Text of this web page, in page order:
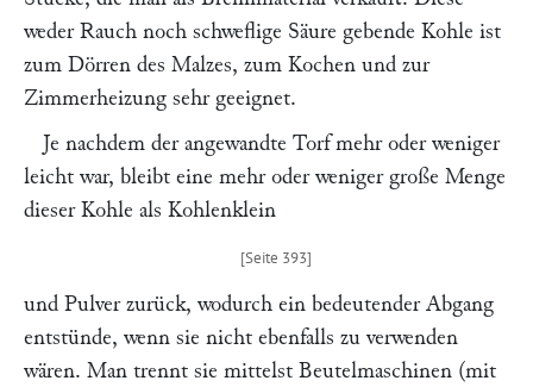
weder Rauch noch schweflige Säure gebende Kohle ist
zum Dörren des Malzes, zum Kochen und zur
Zimmerheizung sehr geeignet.
Je nachdem der angewandte Torf mehr oder weniger
leicht war, bleibt eine mehr oder weniger große Menge
dieser Kohle als Kohlenklein
und Pulver zurück, wodurch ein bedeutender Abgang
entstünde, wenn sie nicht ebenfalls zu verwenden
wären. Man trennt sie mittelst Beutelmaschinen (mit